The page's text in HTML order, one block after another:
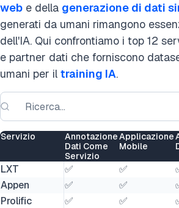
web e della generazione di dati
generati da umani rimangono
dell'IA. Qui confrontiamo i top 12
e partner dati che forniscono
umani per il training IA.
Servizio
Annotazione
Dati Come
Servizio
Applicazione
Mobile
LXT ✅ ✅
Appen
✅ ✅
Prolific
✅ ✅